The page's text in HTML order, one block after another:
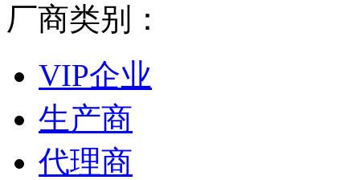
厂商类别：
VIP企业
生产商
代理商